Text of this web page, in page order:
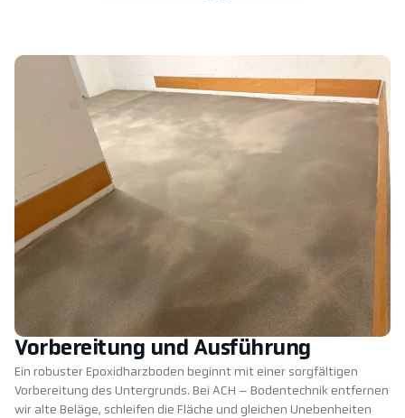
Vorbereitung und Ausführung
Ein robuster Epoxidharzboden beginnt mit einer sorgfältigen
Vorbereitung des Untergrunds. Bei ACH – Bodentechnik entfernen
wir alte Beläge, schleifen die Fläche und gleichen Unebenheiten